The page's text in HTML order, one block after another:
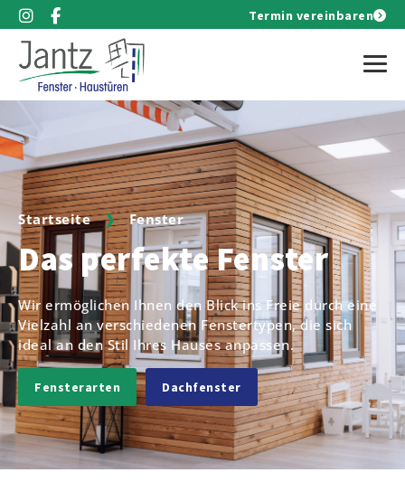
Termin vereinbaren
Startseite ❯ Fenster
Das perfekte Fenster
Wir ermöglichen Ihnen den Blick ins Freie durch eine
Vielzahl an verschiedenen Fenstertypen, die sich
ideal an den Stil Ihres Hauses anpassen.
Fensterarten Dachfenster